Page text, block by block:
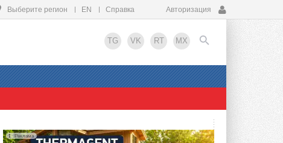
Выберите регион EN Справка Авторизация
TG VK RT MX
EN
Реклама